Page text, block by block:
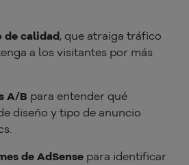
de calidad, que atraiga tráfico
a los visitantes por más
A/B para entender qué
diseño y tipo de anuncio
de AdSense para identificar